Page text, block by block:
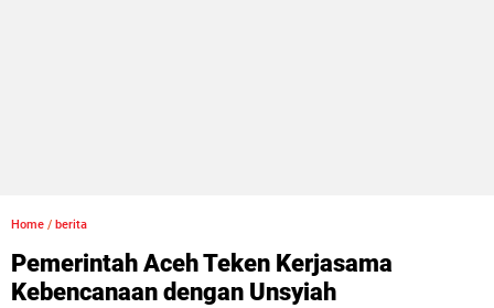
Home / berita
Pemerintah Aceh Teken Kerjasama
Kebencanaan dengan Unsyiah